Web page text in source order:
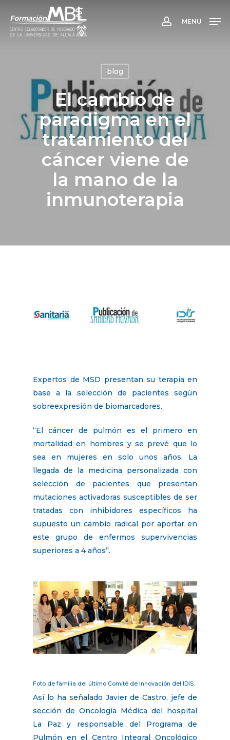
main
account
MENU
blog
El cambio de
paradigma en el
tratamiento del
cáncer viene de
la mano de la
inmunoterapia
Expertos de MSD presentan su terapia en
base a la selección de pacientes según
sobreexpresión de biomarcadores.
“El cáncer de pulmón es el primero en
mortalidad en hombres y se prevé que lo
sea en mujeres en solo unos años. La
llegada de la medicina personalizada con
selección de pacientes que presentan
mutaciones activadoras susceptibles de ser
tratadas con inhibidores específicos ha
supuesto un cambio radical por aportar en
este grupo de enfermos supervivencias
superiores a 4 años”.
Foto de familia del último Comité de Innovación del IDIS.
Así lo ha señalado Javier de Castro, jefe de
sección de Oncología Médica del hospital
La Paz y responsable del Programa de
Pulmón en el Centro Integral Oncológico